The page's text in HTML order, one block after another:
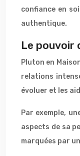
confiance en
authentique.
Le pouvoir
Pluton en
relations
évoluer et les
Par exemple,
aspects de sa
marquées par